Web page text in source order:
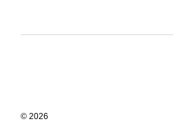
© 2026